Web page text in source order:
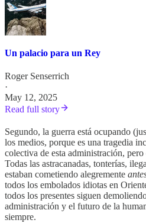
Un palacio para un Rey
Roger Senserrich
·
May 12, 2025
Read full story
Segundo, la guerra está ocupando
los medios, porque es una tragedia
colectiva de esta administración,
Todas las astracanadas, tonterías,
estaban cometiendo alegremente
todos los embolados idiotas en
todos los presentes siguen
administración y el futuro de la
siempre.